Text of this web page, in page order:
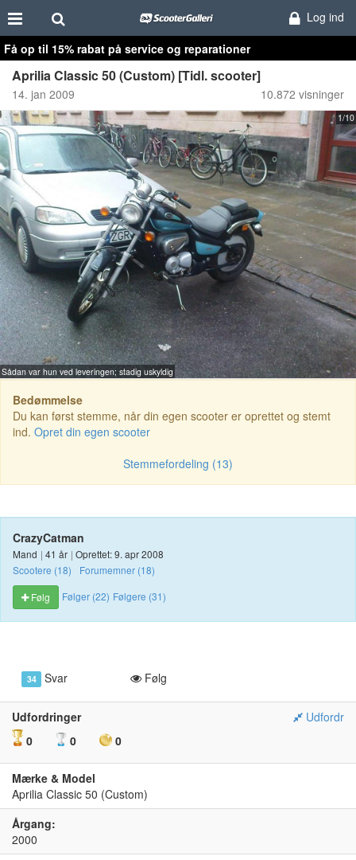
Log ind
Få op til 15% rabat på service og reparationer
Aprilia Classic 50 (Custom) [Tidl. scooter]
14. jan 2009 10.872 visninger
1/10
Sådan var hun ved leveringen; stadig uskyldig
Bedømmelse
Du kan først stemme, når din egen scooter er oprettet og stemt
ind. Opret din egen scooter
Stemmefordeling (13)
CrazyCatman
Mand | 41 år | Oprettet: 9. apr 2008
Scootere (18)
Forumemner (18)
Følg
Følger (22) Følgere (31)
34 Svar Følg
Udfordringer
Udfordr
0
0 0
Mærke & Model
Aprilia Classic 50 (Custom)
Årgang:
2000